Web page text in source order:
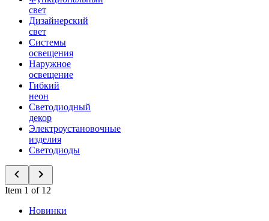
свет
Дизайнерский
свет
Системы
освещения
Наружное
освещение
Гибкий
неон
Светодиодный
декор
Электроустановочные
изделия
Светодиоды
Item 1 of 12
Новинки